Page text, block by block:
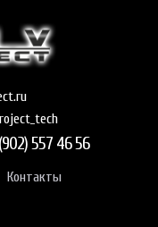
557 46 56
Контакты